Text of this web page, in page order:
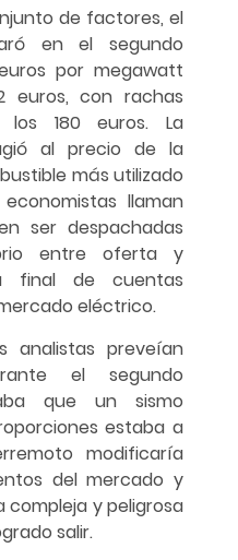
de factores, el
en el segundo
por megawatt
euros, con rachas
los 180 euros. La
al precio de la
más utilizado
llaman
ser despachadas
entre oferta y
final de cuentas
eléctrico.
analistas preveían
el segundo
que un sismo
estaba a
modificaría
del mercado y
compleja y peligrosa
salir.